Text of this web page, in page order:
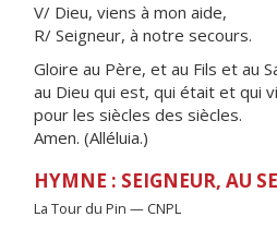
V/ Dieu, viens à mon aide,
R/ Seigneur, à notre secours.
Gloire au Père, et au Fils et au
au Dieu qui est, qui était et qui
pour les siècles des siècles.
Amen. (Alléluia.)
HYMNE : SEIGNEUR, AU
La Tour du Pin — CNPL